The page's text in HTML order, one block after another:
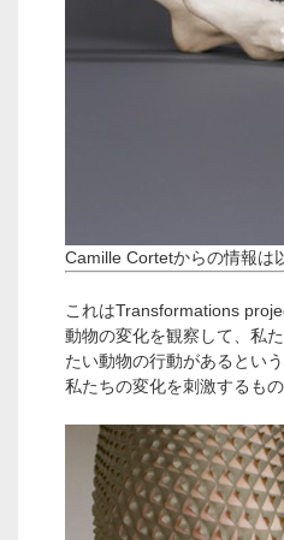
Camille Cortetからの情報は
これはTransformations
動物の変化を観察して、私
たい動物の行動があるとい
私たちの変化を刺激するもの